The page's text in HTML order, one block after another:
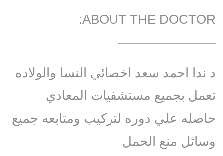
ABOUT THE DOCTOR:
———————–
د ندا احمد سعد اخصائي النسا والولاده
تعمل بجميع مستشفيات المعادي
حاصله علي دوره لتركيب ومتابعه جميع
وسائل منع الحمل